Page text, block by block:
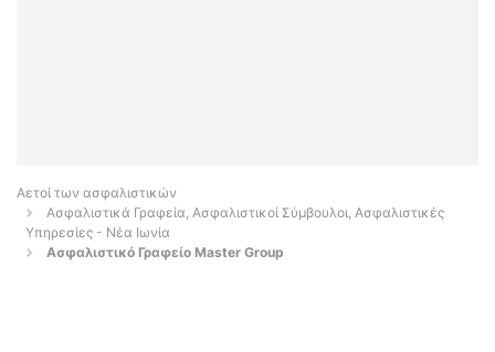
Αετοί των ασφαλιστικών
Ασφαλιστικά Γραφεία, Ασφαλιστικοί Σύμβουλοι, Ασφαλιστικές
Υπηρεσίες - Νέα Ιωνία
Ασφαλιστικό Γραφείο Master Group